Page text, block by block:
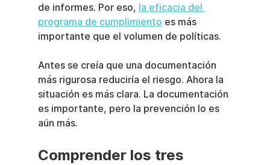
de informes. Por eso, la eficacia del
programa de cumplimiento es más
importante que el volumen de políticas.
Antes se creía que una documentación
más rigurosa reduciría el riesgo. Ahora la
situación es más clara. La documentación
es importante, pero la prevención lo es
aún más.
Comprender los tres